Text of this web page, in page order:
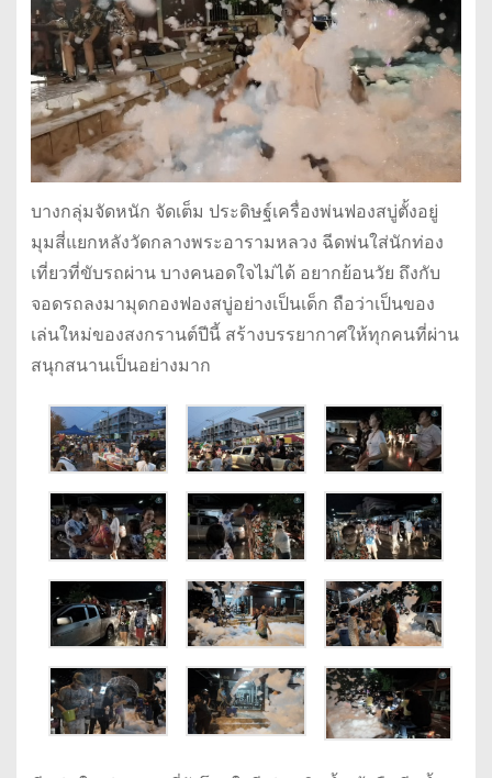
บางกลุ่มจัดหนัก จัดเต็ม ประดิษฐ์เครื่องพ่นฟองสบู่ตั้งอยู่
มุมสี่แยกหลังวัดกลางพระอารามหลวง ฉีดพ่นใส่นักท่อง
เที่ยวที่ขับรถผ่าน บางคนอดใจไม่ได้ อยากย้อนวัย ถึงกับ
จอดรถลงมามุดกองฟองสบู่อย่างเป็นเด็ก ถือว่าเป็นของ
เล่นใหม่ของสงกรานต์ปีนี้ สร้างบรรยากาศให้ทุกคนที่ผ่าน
สนุกสนานเป็นอย่างมาก